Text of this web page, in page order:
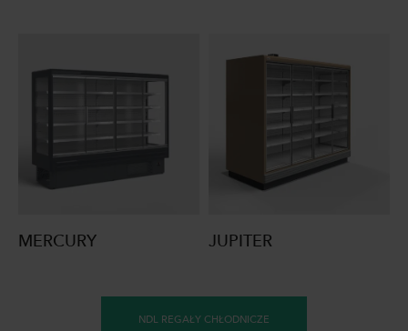
MERCURY JUPITER
NDL REGAŁY CHŁODNICZE